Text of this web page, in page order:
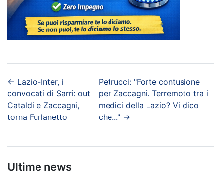
← Lazio-Inter, i
convocati di Sarri: out
Cataldi e Zaccagni,
torna Furlanetto
Petrucci: "Forte contusione
per Zaccagni. Terremoto tra i
medici della Lazio? Vi dico
che..." →
Ultime news